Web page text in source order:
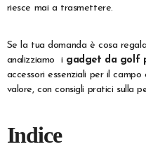
riesce mai a trasmettere.
Se la tua domanda è cosa
analizziamo i gadget da golf
accessori essenziali per il
valore, con consigli pratici sulla
Indice